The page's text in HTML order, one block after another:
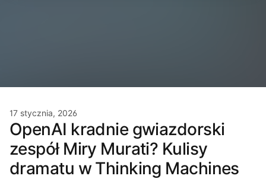
17 stycznia, 2026
OpenAI kradnie gwiazdorski
zespół Miry Murati? Kulisy
dramatu w Thinking Machines